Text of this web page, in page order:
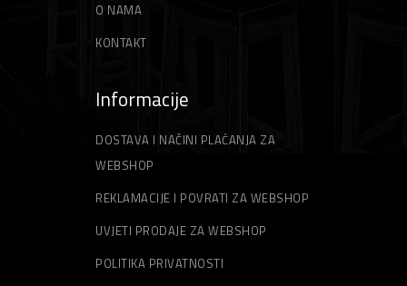
O NAMA
KONTAKT
Informacije
DOSTAVA I NAČINI PLAĆANJA ZA
WEBSHOP
REKLAMACIJE I POVRATI ZA WEBSHOP
UVJETI PRODAJE ZA WEBSHOP
POLITIKA PRIVATNOSTI